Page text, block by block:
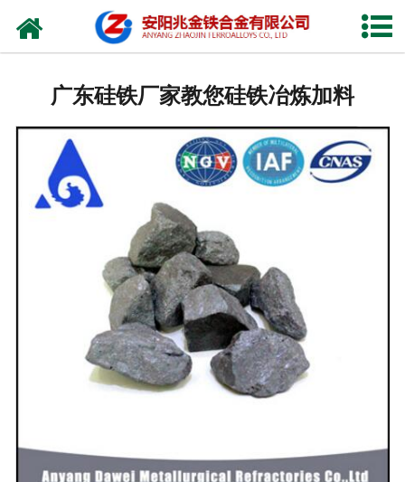
网站首页
产品中心
联系我们
广东硅铁厂家教您硅铁冶炼加料